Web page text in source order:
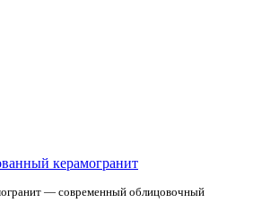
керамогранит
— современный облицовочный